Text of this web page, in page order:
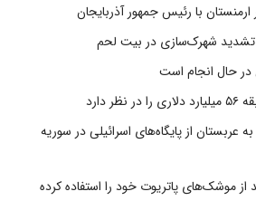
با رئیس جمهور آذربایجان
شهرک‌سازی در بیت‌ لحم
در حال انجام است
عربستان از پایگاه‌های اسرائیلی در سوریه
عربستان ۸۶ درصد از موشک‌های پاتریوت خود را استفاده کرده